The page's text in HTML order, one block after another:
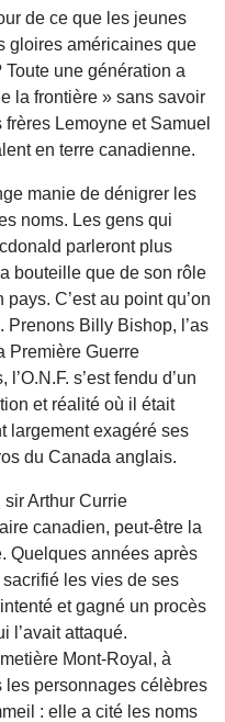
de ce que les jeunes
gloires américaines que
une génération a
la frontière » sans savoir
Lemoyne et Samuel
en terre canadienne.
manie de dénigrer les
noms. Les gens qui
parleront plus
bouteille que de son rôle
C’est au point qu’on
Prenons Billy Bishop, l’as
Première Guerre
s’est fendu d’un
et réalité où il était
largement exagéré ses
du Canada anglais.
Arthur Currie
canadien, peut-être la
Quelques années après
sacrifié les vies de ses
et gagné un procès
l’avait attaqué.
Mont-Royal, à
les personnages célèbres
: elle a cité les noms